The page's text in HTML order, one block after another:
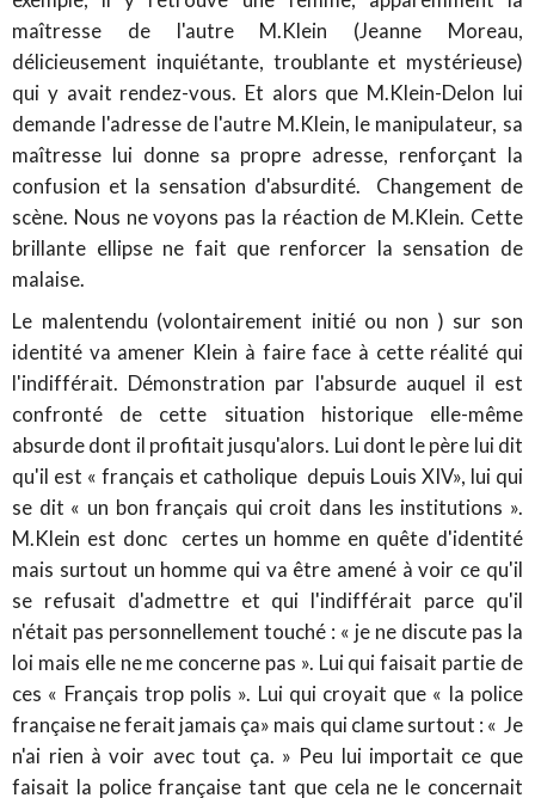
maîtresse de l'autre M.Klein (Jeanne Moreau,
délicieusement inquiétante, troublante et mystérieuse)
qui y avait rendez-vous. Et alors que M.Klein-Delon lui
demande l'adresse de l'autre M.Klein, le manipulateur, sa
maîtresse lui donne sa propre adresse, renforçant la
confusion et la sensation d'absurdité. Changement de
scène. Nous ne voyons pas la réaction de M.Klein. Cette
brillante ellipse ne fait que renforcer la sensation de
malaise.
Le malentendu (volontairement initié ou non ) sur son
identité va amener Klein à faire face à cette réalité qui
l'indifférait. Démonstration par l'absurde auquel il est
confronté de cette situation historique elle-même
absurde dont il profitait jusqu'alors. Lui dont le père lui dit
qu'il est « français et catholique depuis Louis XIV», lui qui
se dit « un bon français qui croit dans les institutions ».
M.Klein est donc certes un homme en quête d'identité
mais surtout un homme qui va être amené à voir ce qu'il
se refusait d'admettre et qui l'indifférait parce qu'il
n'était pas personnellement touché : « je ne discute pas la
loi mais elle ne me concerne pas ». Lui qui faisait partie de
ces « Français trop polis ». Lui qui croyait que « la police
française ne ferait jamais ça» mais qui clame surtout : « Je
n'ai rien à voir avec tout ça. » Peu lui importait ce que
faisait la police française tant que cela ne le concernait